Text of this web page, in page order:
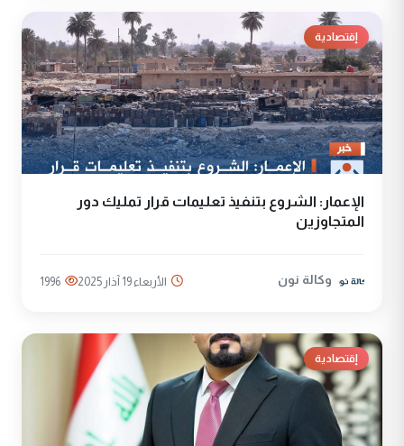
إقتصادية
الإعمار: الشروع بتنفيذ تعليمات قرار تمليك دور
المتجاوزين
وكالة نون الأربعاء 19 آذار 2025 1996
إقتصادية